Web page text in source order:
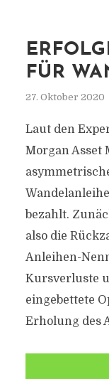
FÜR
27. Oktober 2020
Laut den
Morgan Asset
bezahlt.
also die
Anleihen-
Kursverluste
eingebettete
Erholung des